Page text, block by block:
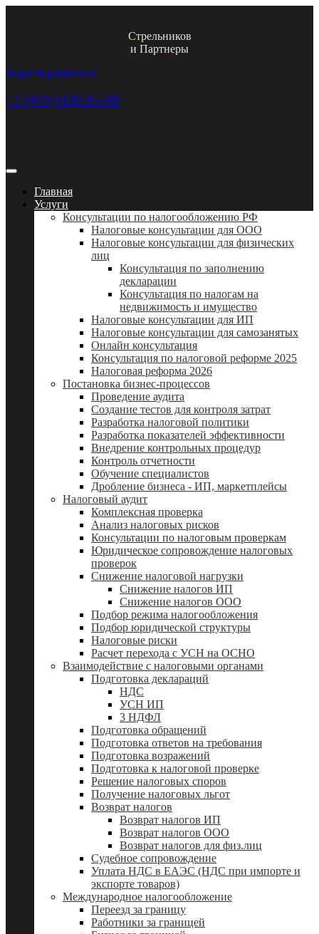
Стрельников
и Партнеры
ds@nftk-partners.ru
+7 (925) 030-93-09
Главная
Услуги
Консультации по налогообложению РФ
Налоговые консультации для ООО
Налоговые консультации для физических
лиц
Консультация по заполнению
декларации
Консультация по налогам на
недвижимость и имущество
Налоговые консультации для ИП
Налоговые консультации для самозанятых
Онлайн консультация
Консультация по налоговой реформе 2025
Налоговая реформа 2026
Постановка бизнес-процессов
Проведение аудита
Создание тестов для контроля затрат
Разработка налоговой политики
Разработка показателей эффективности
Внедрение контрольных процедур
Контроль отчетности
Обучение специалистов
Дробление бизнеса - ИП, маркетплейсы
Налоговый аудит
Комплексная проверка
Анализ налоговых рисков
Консультации по налоговым проверкам
Юридическое сопровождение налоговых
проверок
Снижение налоговой нагрузки
Снижение налогов ИП
Снижение налогов ООО
Подбор режима налогообложения
Подбор юридической структуры
Налоговые риски
Расчет перехода с УСН на ОСНО
Взаимодействие с налоговыми органами
Подготовка деклараций
НДС
УСН ИП
3 НДФЛ
Подготовка обращений
Подготовка ответов на требования
Подготовка возражений
Подготовка к налоговой проверке
Решение налоговых споров
Получение налоговых льгот
Возврат налогов
Возврат налогов ИП
Возврат налогов ООО
Возврат налогов для физ.лиц
Судебное сопровождение
Уплата НДС в ЕАЭС (НДС при импорте и
экспорте товаров)
Международное налогообложение
Переезд за границу
Работники за границей